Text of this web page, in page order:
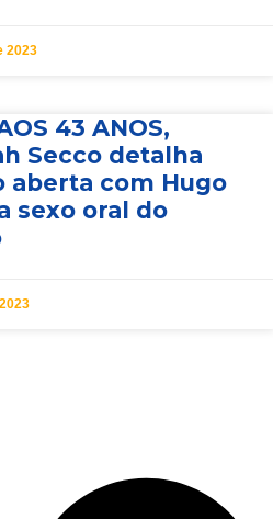
2023
43 ANOS,
Secco detalha
aberta com Hugo
sexo oral do